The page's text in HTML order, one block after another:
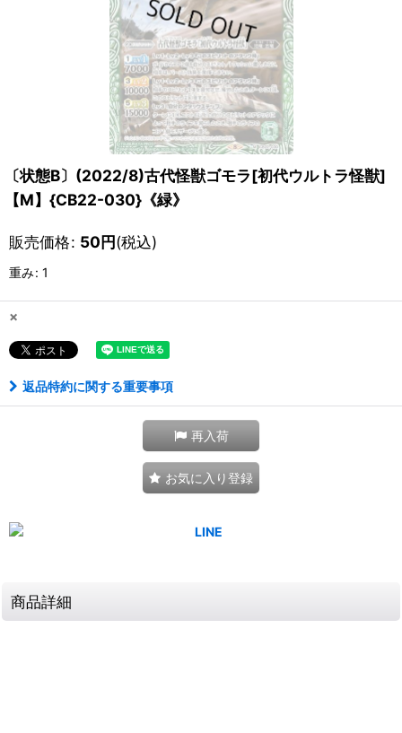
〔状態B〕(2022/8)古代怪獣ゴモラ[初代ウルトラ怪獣]
【M】{CB22-030}《緑》
販売価格: 50円(税込)
重み: 1
×
返品特約に関する重要事項
再入荷
お気に入り登録
商品詳細